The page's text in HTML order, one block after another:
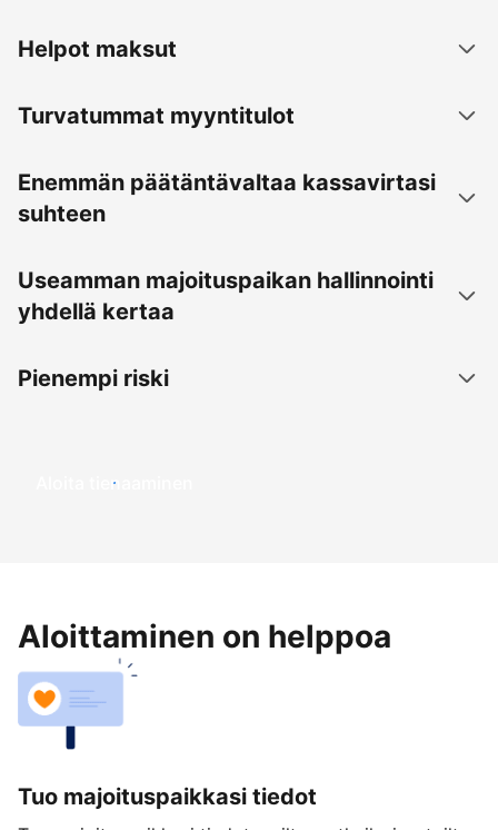
Helpot maksut
Turvatummat myyntitulot
Enemmän päätäntävaltaa kassavirtasi
suhteen
Useamman majoituspaikan hallinnointi
yhdellä kertaa
Pienempi riski
Aloita tienaaminen
Aloittaminen on helppoa
Tuo majoituspaikkasi tiedot